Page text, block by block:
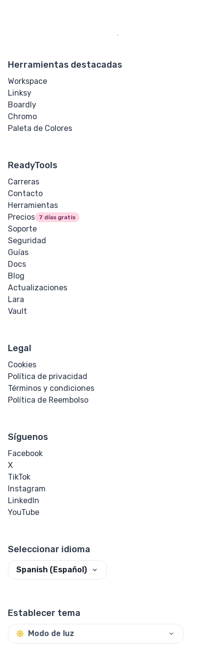
Texto
Transformación
de Texto
Espacio en
Palabra
Espaciado de
Palabras
Transform
Perspectiva
Rotar
Inclinar
HTML
Input
Botón de
Entrada
Checkbox y
Radio
Entrada de
Color
Entrada de
Correo
Electrónico
Entrada de
Imagen
Herramientas destacadas
Workspace
Linksy
Boardly
Chromo
Paleta de Colores
ReadyTools
Carreras
Contacto
Herramientas
Precios
7 días gratis
Soporte
Seguridad
Guías
Docs
Blog
Actualizaciones
Lara
Vault
Legal
Cookies
Política de privacidad
Términos y condiciones
Política de Reembolso
Síguenos
Facebook
X
TikTok
Instagram
LinkedIn
YouTube
Seleccionar idioma
Spanish (Español)
Establecer tema
Modo de luz